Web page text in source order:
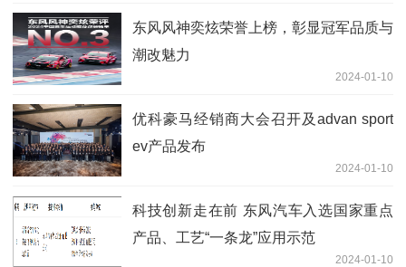
东风风神奕炫荣誉上榜，彰显冠军品质与
潮改魅力
2024-01-10
优科豪马经销商大会召开及advan sport
ev产品发布
2024-01-10
科技创新走在前 东风汽车入选国家重点
产品、工艺“一条龙”应用示范
2024-01-10